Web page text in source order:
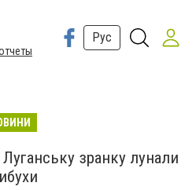
Рус
зранку лунали